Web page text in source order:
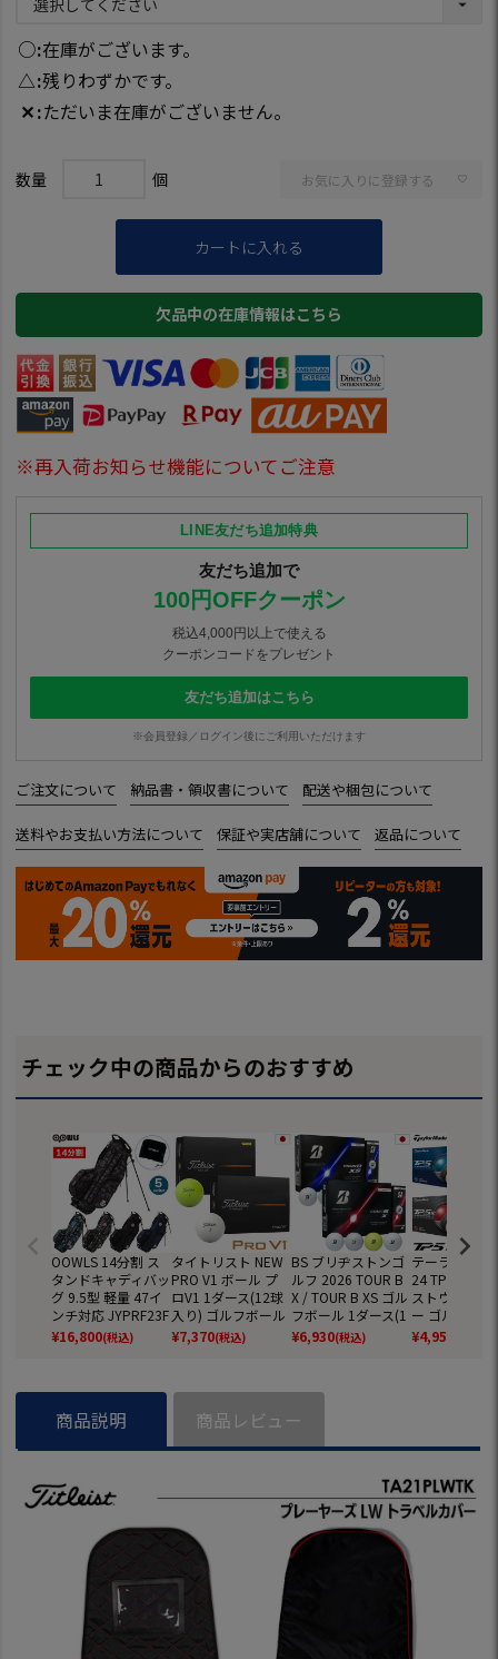
○ 在庫がございます。
△ 残りわずかです。
✕ ただいま在庫がございません。
お気に入りに登録する
カートに入れる
欠品中の在庫情報はこちら
※再入荷お知らせ機能についてご注意
LINE友だち追加特典
友だち追加で
100円OFFクーポン
税込4,000円以上で使える
クーポンコードをプレゼント
友だち追加はこちら
※会員登録／ログイン後にご利用いただけます
ご注文について 納品書・領収書について 配送や梱包について
送料やお支払い方法について 保証や実店舗について 返品について
チェック中の商品からのおすすめ
OOWLS 14分割 ス
タンドキャディバッ
グ 9.5型 軽量 47イ
ンチ対応 JYPRF23F
SB 【JYPER'Sオリ
ジナル商品】
¥16,800(税込)
タイトリスト NEW
PRO V1 ボール プ
ロV1 1ダース(12球
入り) ゴルフボール
2025年モデル TITL
EIST 日本正規品
¥7,370(税込)
BS ブリヂストンゴ
ルフ 2026 TOUR B
X / TOUR B XS ゴル
フボール 1ダース(1
2球入) ツアーB ゴ
ルフ 2026年モデル
¥6,930(税込)
テーラーメイ
24 TP5 TP5x
ストウレタン
ー ゴルフボー
ダース 全12
正規品
¥4,959
商品説明 商品レビュー